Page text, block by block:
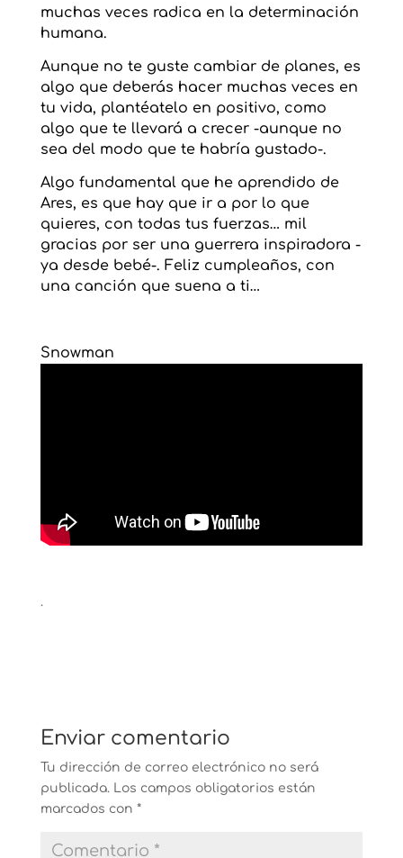
muchas veces radica en la determinación
humana.
Aunque no te guste cambiar de planes, es
algo que deberás hacer muchas veces en
tu vida, plantéatelo en positivo, como
algo que te llevará a crecer -aunque no
sea del modo que te habría gustado-.
Algo fundamental que he aprendido de
Ares, es que hay que ir a por lo que
quieres, con todas tus fuerzas… mil
gracias por ser una guerrera inspiradora -
ya desde bebé-. Feliz cumpleaños, con
una canción que suena a ti…
Snowman
.
Enviar comentario
Tu dirección de correo electrónico no será
publicada. Los campos obligatorios están
marcados con *